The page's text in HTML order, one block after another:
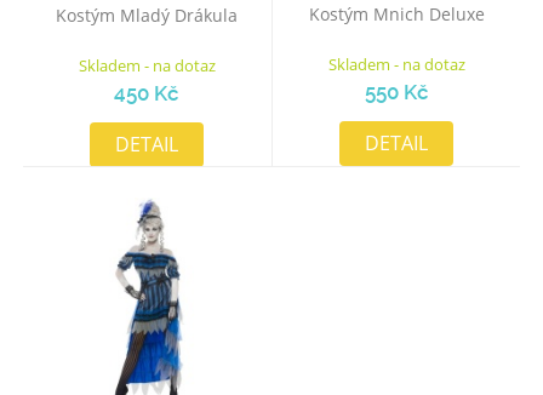
Kostým Mladý Drákula
Skladem - na dotaz
450 Kč
DETAIL
Kostým Mnich Deluxe
Skladem - na dotaz
550 Kč
DETAIL